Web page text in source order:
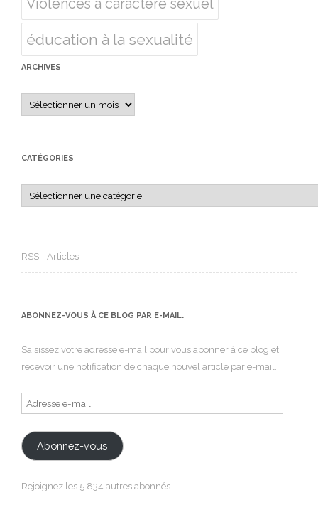
Violences à caractère sexuel
éducation à la sexualité
ARCHIVES
Archives
CATÉGORIES
Catégories
RSS - Articles
ABONNEZ-VOUS À CE BLOG PAR E-MAIL.
Saisissez votre adresse e-mail pour vous abonner à ce blog et
recevoir une notification de chaque nouvel article par e-mail.
Adresse
e-
mail
Abonnez-vous
Rejoignez les 5 834 autres abonnés